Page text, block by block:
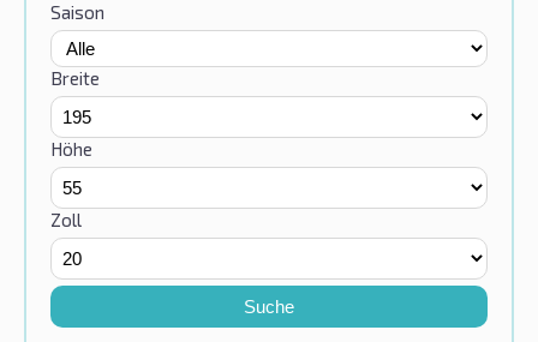
Saison
Breite
Höhe
Zoll
Suche